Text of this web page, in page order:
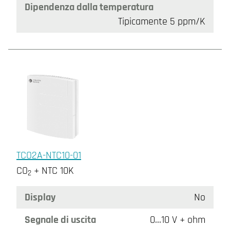
Dipendenza dalla temperatura
Tipicamente 5 ppm/K
TCO2A-NTC10-01
CO2 + NTC 10K
Display
No
Segnale di uscita
0…10 V + ohm